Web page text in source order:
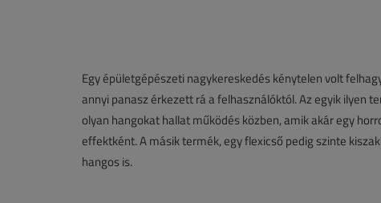
Egy épületgépészeti nagykereskedés kénytelen volt
annyi panasz érkezett rá a felhasználóktól. Az egyik ilyen
olyan hangokat hallat működés közben, amik akár egy
effektként. A másik termék, egy flexicső pedig szinte
hangos is.